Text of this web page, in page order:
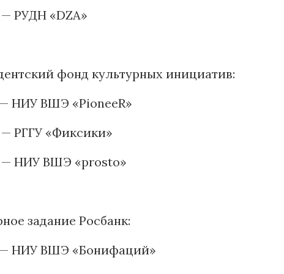
РУДН «DZA»
фонд культурных инициатив:
— НИУ ВШЭ «PioneeR»
РГГУ «Фиксики»
— НИУ ВШЭ «prosto»
задание Росбанк:
— НИУ ВШЭ «Бонифаций»